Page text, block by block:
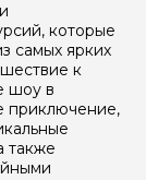
которые
самых ярких
к
шоу в
приключение,
также